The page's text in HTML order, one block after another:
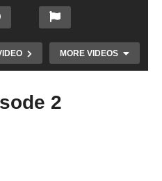
MORE VIDEOS
2